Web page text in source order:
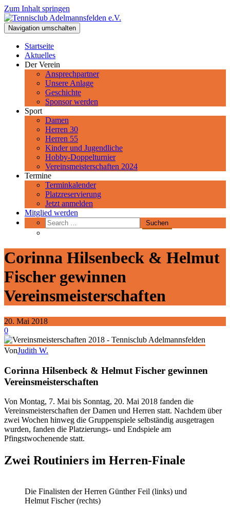
Zum Inhalt springen
Tennisclub Adelmannsfelden e.V.
Spiel, Satz und Sieg! Herzlich Willkommen beim Tennisclub
Adelmannsfelden im schwäbischen Ostalbkreis.
Navigation umschalten
Startseite
Aktuelles
Der Verein
Ansprechpartner
Unsere Anlage
Geschichte
Sponsor werden
Sport
Damen
Herren 30
Herren 55
Kinder und Jugendliche
Hobby-Doppelturnier
Vereinsmeisterschaften 2024
Termine
Terminkalender
Platzreservierung
Jetzt anmelden
Mitglied werden
Corinna Hilsenbeck & Helmut
Fischer gewinnen
Vereinsmeisterschaften
20. Mai 2018
0
VonJudith W.
Corinna Hilsenbeck & Helmut Fischer gewinnen
Vereinsmeisterschaften
Von Montag, 7. Mai bis Sonntag, 20. Mai 2018 fanden die
Vereinsmeisterschaften der Damen und Herren statt. Nachdem über
zwei Wochen hinweg die Gruppenspiele selbständig ausgetragen
wurden, fanden die Platzierungs- und Endspiele am
Pfingstwochenende statt.
Zwei Routiniers im Herren-Finale
Die Finalisten der Herren Günther Feil (links) und
Helmut Fischer (rechts)